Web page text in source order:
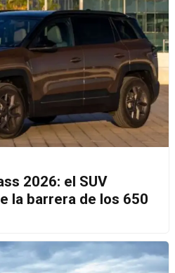
2026: el SUV
la barrera de los 650